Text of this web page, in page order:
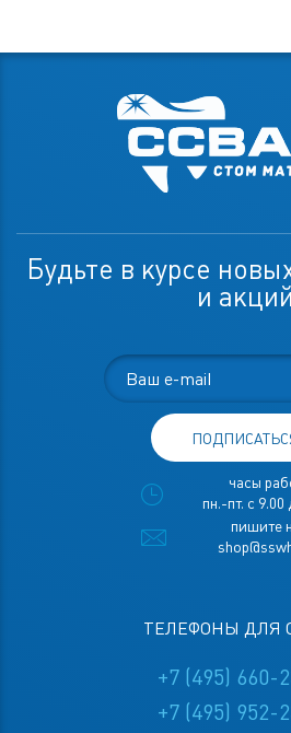
Будьте в курсе
и акций
часы
пн.-пт. с 9.00
пишите
ТЕЛЕФОНЫ ДЛЯ
+7 (495) 660-
+7 (495) 952-